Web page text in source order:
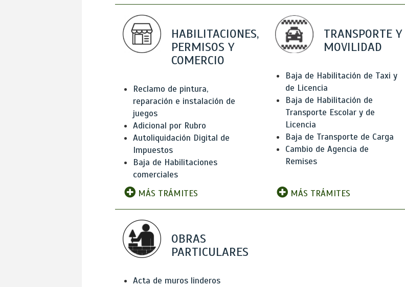
HABILITACIONES,
PERMISOS Y
COMERCIO
Reclamo de pintura,
reparación e instalación de
juegos
Adicional por Rubro
Autoliquidación Digital de
Impuestos
Baja de Habilitaciones
comerciales
MÁS TRÁMITES
TRANSPORTE Y
MOVILIDAD
Baja de Habilitación de Taxi y
de Licencia
Baja de Habilitación de
Transporte Escolar y de
Licencia
Baja de Transporte de Carga
Cambio de Agencia de
Remises
MÁS TRÁMITES
OBRAS
PARTICULARES
Acta de muros linderos